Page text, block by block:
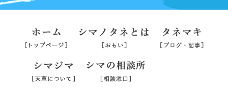
ホーム シマノタネとは
シマジマ